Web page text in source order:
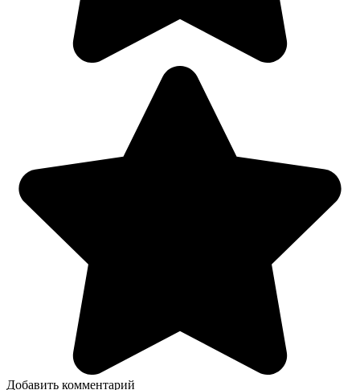
Добавить комментарий